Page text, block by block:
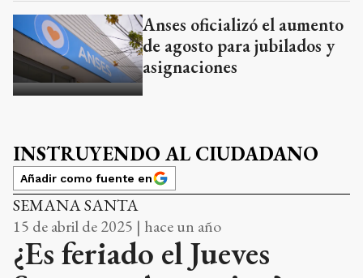
Anses oficializó el aumento
de agosto para jubilados y
asignaciones
INSTRUYENDO AL CIUDADANO
Añadir como fuente en
SEMANA SANTA
15 de abril de 2025 | hace un año
¿Es feriado el Jueves